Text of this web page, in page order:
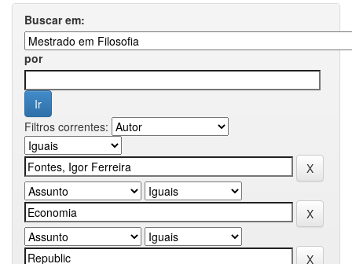
Buscar em:
por
Filtros correntes: